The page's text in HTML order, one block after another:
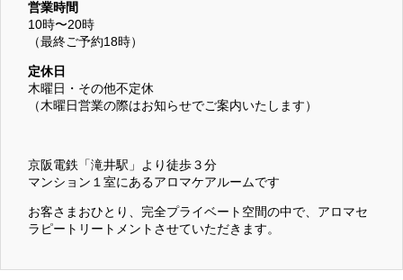
営業時間
10時〜20時
（最終ご予約18時）
定休日
木曜日・その他不定休
（木曜日営業の際はお知らせでご案内いたします）
京阪電鉄「滝井駅」より徒歩３分
マンション１室にあるアロマケアルームです
お客さまおひとり、完全プライベート空間の中で、アロマセ
ラピートリートメントさせていただきます。